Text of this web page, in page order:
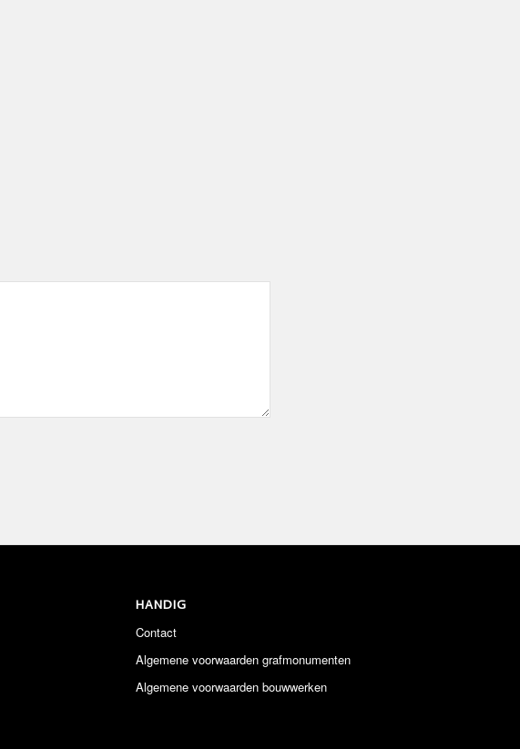
HANDIG
Contact
Algemene voorwaarden grafmonumenten
Algemene voorwaarden bouwwerken